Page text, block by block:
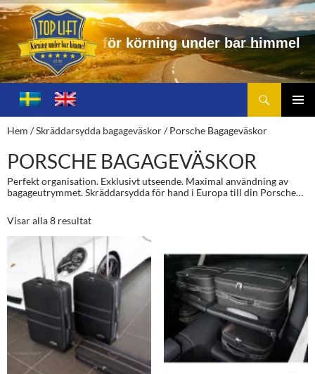
rning under bar himme
Toplift.se – för körning under bar himmel
HOPPA
TILL
INNEHÅLL
Hem /Skräddarsydda bagageväskor/ Porsche Bagageväskor
PORSCHE BAGAGEVÄSKOR
Perfekt organisation. Exklusivt utseende. Maximal användning av
bagageutrymmet. Skräddarsydda för hand i Europa till din Porsche…
Visar alla 8 resultat